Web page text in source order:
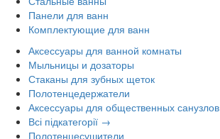
Панели для ванн
Комплектующие для ванн
Аксессуары для ванной комнаты
Мыльницы и дозаторы
Стаканы для зубных щеток
Полотенцедержатели
Аксессуары для общественных санузлов
Всі підкатегорії →
Полотенцесушители